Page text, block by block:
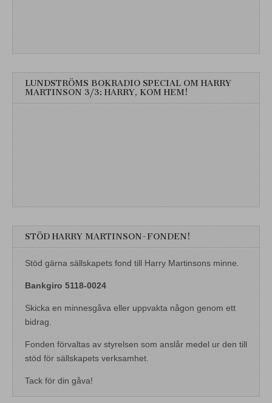
LUNDSTRÖMS BOKRADIO SPECIAL OM HARRY
MARTINSON 3/3: HARRY, KOM HEM!
STÖD HARRY MARTINSON-FONDEN!
Stöd gärna sällskapets fond till Harry Martinsons minne.
Bankgiro 5118-0024
Skicka en minnesgåva eller uppvakta någon genom ett
bidrag.
Fonden förvaltas av styrelsen som anslår medel ur den till
stöd för sällskapets verksamhet.
Tack för din gåva!